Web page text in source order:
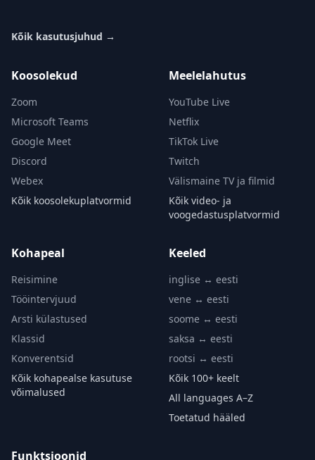
Kõik kasutusjuhud →
Koosolekud
Zoom
Microsoft Teams
Google Meet
Discord
Webex
Kõik koosolekuplatvormid
Meelelahutus
YouTube Live
Netflix
TikTok Live
Twitch
Välismaine TV ja filmid
Kõik video- ja
voogedastusplatvormid
Kohapeal
Reisimine
Tööintervjuud
Arsti külastused
Klassid
Konverentsid
Kõik kohapealse kasutuse
võimalused
Keeled
inglise ↔ eesti
vene ↔ eesti
soome ↔ eesti
saksa ↔ eesti
rootsi ↔ eesti
Kõik 100+ keelt
All languages A–Z
Toetatud hääled
Funktsioonid